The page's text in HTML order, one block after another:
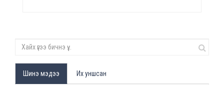
Шинэ мэдээ Их уншсан